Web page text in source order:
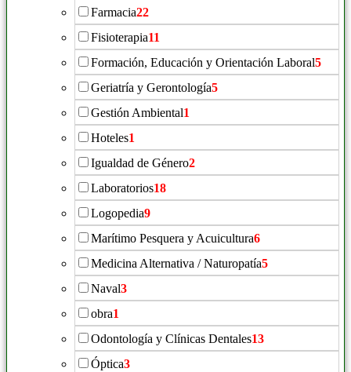
Farmacia22
Fisioterapia11
Formación, Educación y Orientación Laboral5
Geriatría y Gerontología5
Gestión Ambiental1
Hoteles1
Igualdad de Género2
Laboratorios18
Logopedia9
Marítimo Pesquera y Acuicultura6
Medicina Alternativa / Naturopatía5
Naval3
obra1
Odontología y Clínicas Dentales13
Óptica3